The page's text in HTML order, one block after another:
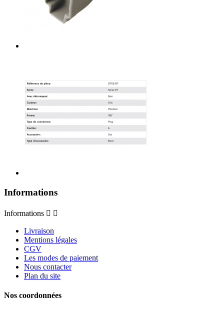
Informations
Informations  
Livraison
Mentions légales
CGV
Les modes de paiement
Nous contacter
Plan du site
Nos coordonnées